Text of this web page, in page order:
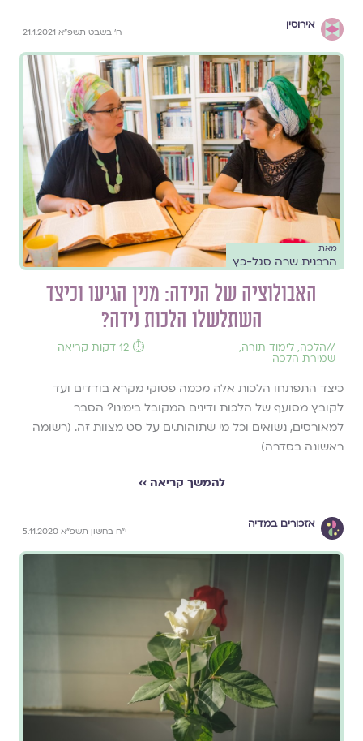
אירוסין
ח׳ בשבט תשפ״א 21.1.2021
מאת
הרבנית שרה סגל-כץ
האבולוציה של הנידה: מנין הגיעו וכיצד
השתלשלו הלכות נידה?
//הלכה, לימוד תורה,
שמירת הלכה
⏱️ 12 דקות קריאה
כיצד התפתחו הלכות אלה מכמה פסוקי מקרא בודדים ועד
לקובץ מסועף של הלכות ודינים המקובל בימינו? הסבר
למאורסים, נשואים וכל מי שתוהות.ים על סט מצוות זה. (רשומה
ראשונה בסדרה)
להמשך קריאה ››
אזכורים במדיה
י״ח בחשון תשפ״א 5.11.2020